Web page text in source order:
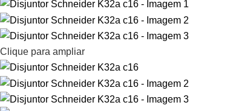
Clique para ampliar